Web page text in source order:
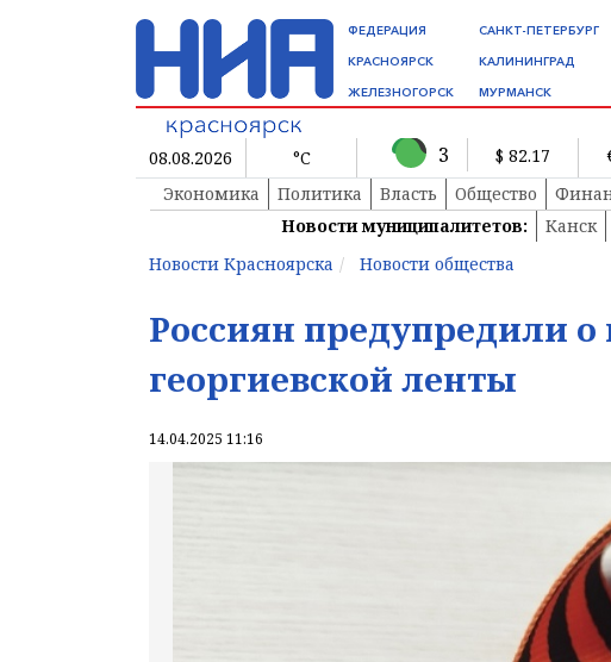
ФЕДЕРАЦИЯ
КРАСНОЯРСК
ЖЕЛЕЗНОГОРСК
САНКТ-ПЕТЕРБУРГ
КАЛИНИНГРАД
МУРМАНСК
08.08.2026 °C 3 $ 82.17
Экономика
Политика Власть Общество
Новости муниципалитетов:
Канск
Новости Красноярска
Новости общества
Россиян предупредили о
георгиевской ленты
14.04.2025 11:16